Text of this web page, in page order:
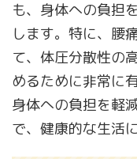
も、身体への負担
します。特に、腰
て、体圧分散性の
めるために非常に
身体への負担を軽
で、健康的な生活